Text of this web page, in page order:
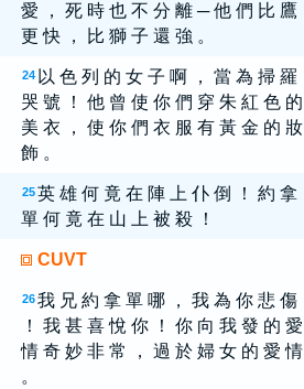
愛 ， 死 時 也 不 分 離 ─ 他 們 比 鷹
更 快 ， 比 獅 子 還 強 。
24 以 色 列 的 女 子 啊 ， 當 為 掃 羅
哭 號 ！ 他 曾 使 你 們 穿 朱 紅 色 的
美 衣 ， 使 你 們 衣 服 有 黃 金 的 妝
飾 。
25 英 雄 何 竟 在 陣 上 仆 倒 ！ 約 拿
單 何 竟 在 山 上 被 殺 ！
CUVT
26 我 兄 約 拿 單 哪 ， 我 為 你 悲 傷
！ 我 甚 喜 悅 你 ！ 你 向 我 發 的 愛
情 奇 妙 非 常 ， 過 於 婦 女 的 愛 情
。